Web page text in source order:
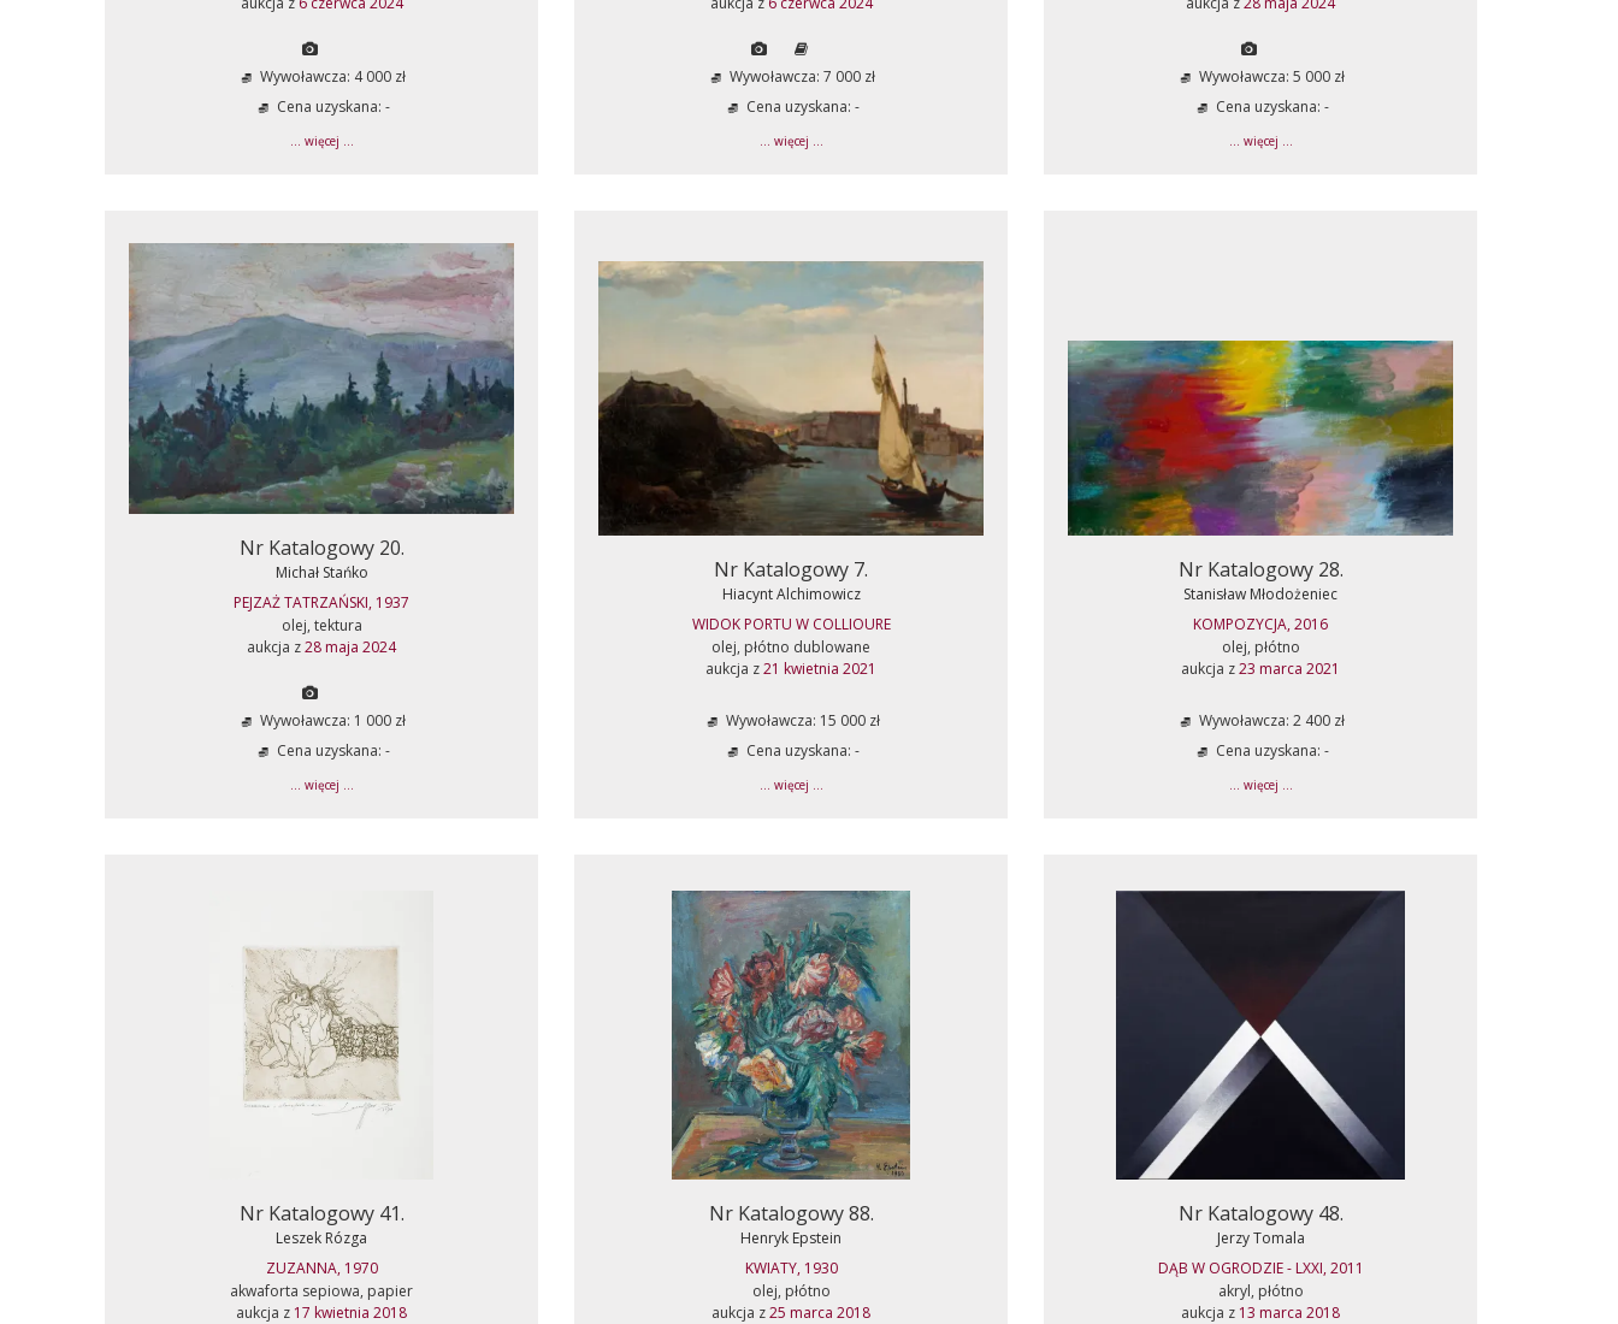
Wywoławcza: 4 000 zł
Cena uzyskana: -
... więcej ...
Wywoławcza: 7 000 zł
Cena uzyskana: -
... więcej ...
Wywoławcza: 5 000 zł
Cena uzyskana: -
... więcej ...
Nr Katalogowy 20.
Michał Stańko
PEJZAŻ TATRZAŃSKI, 1937
olej, tektura
aukcja z28 maja 2024
Wywoławcza: 1 000 zł
Cena uzyskana: -
... więcej ...
Nr Katalogowy 7.
Hiacynt Alchimowicz
WIDOK PORTU W COLLIOURE
olej, płótno dublowane
aukcja z21 kwietnia 2021
Wywoławcza: 15 000 zł
Cena uzyskana: -
... więcej ...
Nr Katalogowy 28.
Stanisław Młodożeniec
KOMPOZYCJA, 2016
olej, płótno
aukcja z23 marca 2021
Wywoławcza: 2 400 zł
Cena uzyskana: -
... więcej ...
Nr Katalogowy 41.
Leszek Rózga
ZUZANNA, 1970
akwaforta sepiowa, papier
aukcja z 17 kwietnia 2018
Nr Katalogowy 88.
Henryk Epstein
KWIATY, 1930
olej, płótno
aukcja z25 marca 2018
Nr Katalogowy 48.
Jerzy Tomala
DĄB W OGRODZIE - LXXI, 2011
akryl, płótno
aukcja z 13 marca 2018